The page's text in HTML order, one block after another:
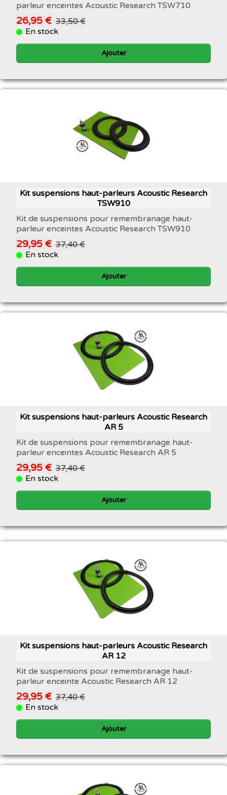
parleur enceintes Acoustic Research TSW710
26,95 € 33,50 €
En stock
Ajouter
Kit suspensions haut-parleurs Acoustic Research
TSW910
Kit de suspensions pour remembranage haut-
parleur enceintes Acoustic Research TSW910
29,95 € 37,40 €
En stock
Ajouter
Kit suspensions haut-parleurs Acoustic Research
AR 5
Kit de suspensions pour remembranage haut-
parleur enceintes Acoustic Research AR 5
29,95 € 37,40 €
En stock
Ajouter
Kit suspensions haut-parleurs Acoustic Research
AR 12
Kit de suspensions pour remembranage haut-
parleur enceinte Acoustic Research AR 12
29,95 € 37,40 €
En stock
Ajouter